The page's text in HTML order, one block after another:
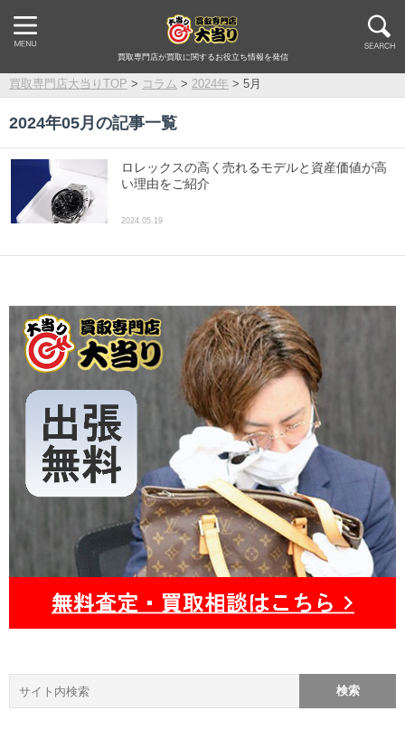
買取専門店が買取に関するお役立ち情報を発信
買取専門店大当りTOP > コラム > 2024年 > 5月
2024年05月の記事一覧
ロレックスの高く売れるモデルと資産価値が高
い理由をご紹介
2024.05.19